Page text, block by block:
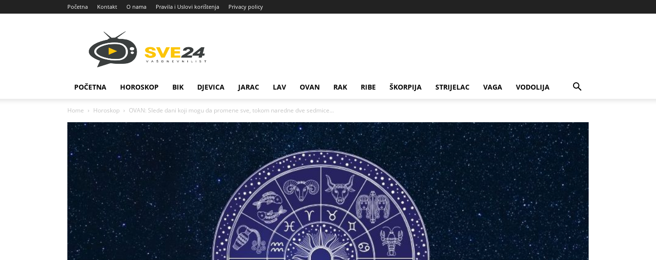
Početna Kontakt O nama Pravila i Uslovi korištenja Privacy policy
POČETNA HOROSKOP BIK DJEVICA JARAC LAV OVAN RAK RIBE ŠKORPIJA STRIJELAC VAGA VODOLIJA
Home Horoskop OVAN: Slede dani koji mogu da promene sve, tokom naredne dve sedmice...